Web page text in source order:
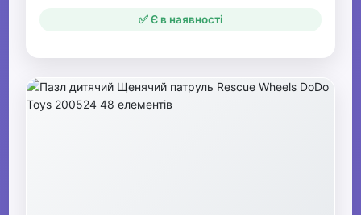
✅ Є в наявності